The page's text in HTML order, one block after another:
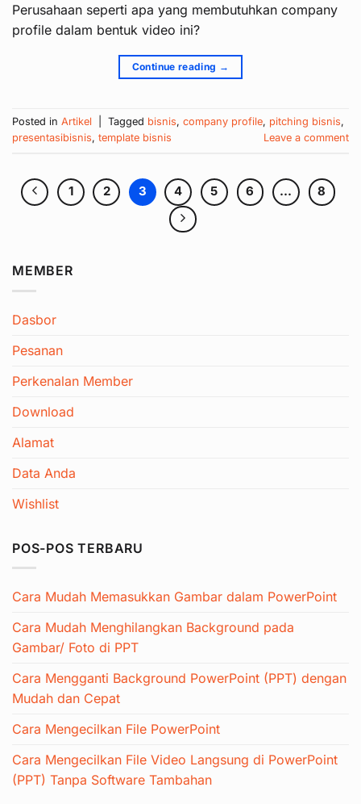
Perusahaan seperti apa yang membutuhkan company
profile dalam bentuk video ini?
Continue reading →
Posted in Artikel Tagged bisnis, company profile, pitching bisnis,
presentasibisnis, template bisnis Leave a comment
1 2 3 4 5 6 … 8
MEMBER
Dasbor
Pesanan
Perkenalan Member
Download
Alamat
Data Anda
Wishlist
POS-POS TERBARU
Cara Mudah Memasukkan Gambar dalam PowerPoint
Cara Mudah Menghilangkan Background pada
Gambar/ Foto di PPT
Cara Mengganti Background PowerPoint (PPT) dengan
Mudah dan Cepat
Cara Mengecilkan File PowerPoint
Cara Mengecilkan File Video Langsung di PowerPoint
(PPT) Tanpa Software Tambahan